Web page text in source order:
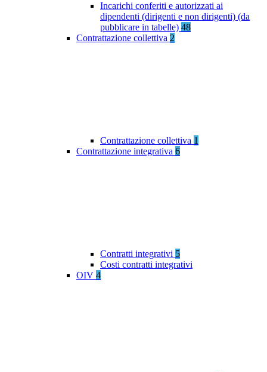
Incarichi conferiti e autorizzati ai
dipendenti (dirigenti e non dirigenti) (da
pubblicare in tabelle) 48
Contrattazione collettiva 2
Contrattazione collettiva 1
Contrattazione integrativa 6
Contratti integrativi 5
Costi contratti integrativi
OIV 4